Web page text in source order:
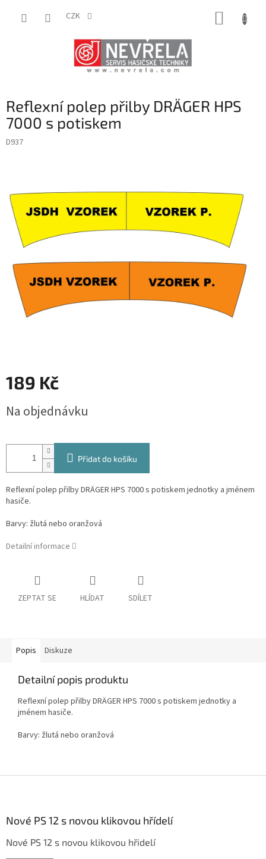
CZK
Reflexní polep přilby DRÄGER HPS
7000 s potiskem
D937
189 Kč
cena:
Na objednávku
Přidat do košíku
Reflexní polep přilby DRÄGER HPS 7000 s potiskem jednotky a jménem
hasiče.
Barvy: žlutá nebo oranžová
Detailní informace
ZEPTAT SE HLÍDAT SDÍLET
Popis Diskuze
Detailní popis produktu
Reflexní polep přilby DRÄGER HPS 7000 s potiskem jednotky a
jménem hasiče.
Barvy: žlutá nebo oranžová
Nové PS 12 s novou klikovou hřídelí
Nové PS 12 s novou klikovou hřidelí